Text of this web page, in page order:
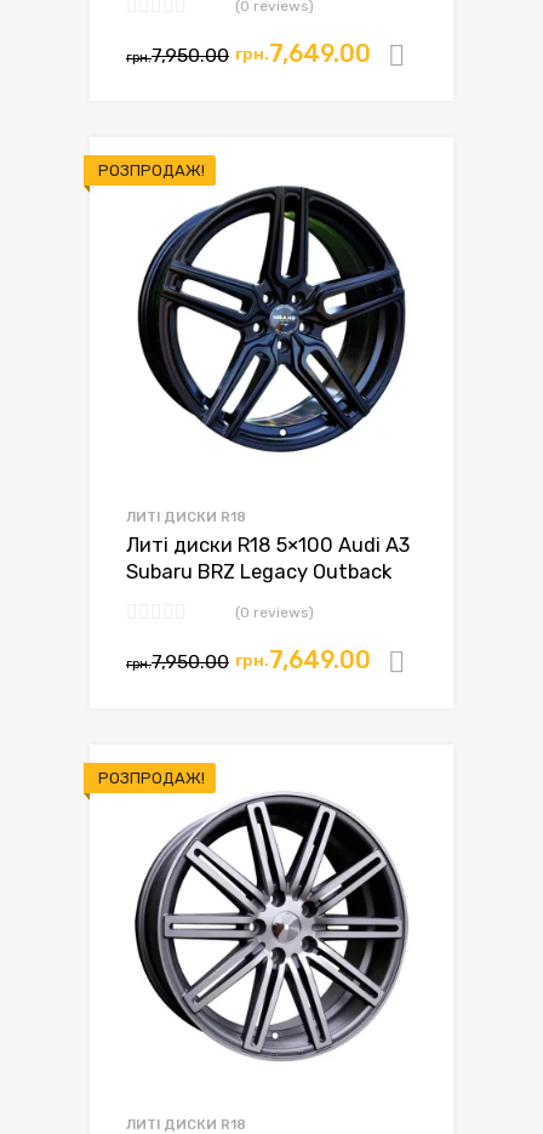
(0 reviews)
грн.7,950.00 Оригінальна
грн.7,649.00 Поточна
РОЗПРОДАЖ!
ЛИТІ ДИСКИ R18
Литі диски R18 5×100 Audi A3
Subaru BRZ Legacy Outback
(0 reviews)
грн.7,950.00 Оригінальна
грн.7,649.00 Поточна
РОЗПРОДАЖ!
ЛИТІ ДИСКИ R18